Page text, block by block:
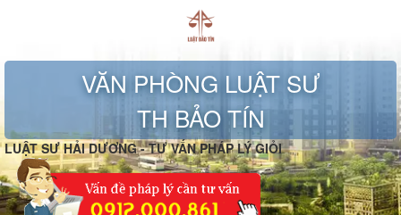
VĂN PHÒNG LUẬT SƯ
TH BẢO TÍN
LUẬT SƯ HẢI DƯƠNG - TƯ VẤN PHÁP LÝ GIỎI